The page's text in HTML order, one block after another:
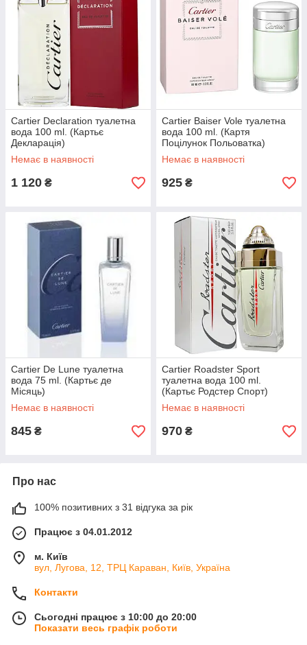
Cartier Declaration туалетна
вода 100 ml. (Картьє
Декларація)
Немає в наявності
1 120 ₴
Cartier Baiser Vole туалетна
вода 100 ml. (Картя
Поцілунок Польоватка)
Немає в наявності
925 ₴
Cartier De Lune туалетна
вода 75 ml. (Картьє де
Місяць)
Немає в наявності
845 ₴
Cartier Roadster Sport
туалетна вода 100 ml.
(Картьє Родстер Спорт)
Немає в наявності
970 ₴
Про нас
100% позитивних з 31 відгука за рік
Працює з 04.01.2012
м. Київ
вул, Лугова, 12, ТРЦ Караван, Київ, Україна
Контакти
Сьогодні працює з 10:00 до 20:00
Показати весь графік роботи